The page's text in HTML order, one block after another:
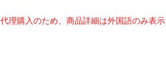
代理購入のため、商品詳細は外国語のみ表